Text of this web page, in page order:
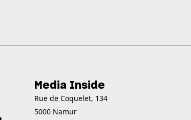
Media Inside
Rue de Coquelet, 134
5000 Namur